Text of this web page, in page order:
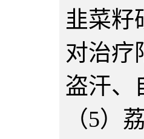
韭菜籽
对治疗
盗汗、
（5）